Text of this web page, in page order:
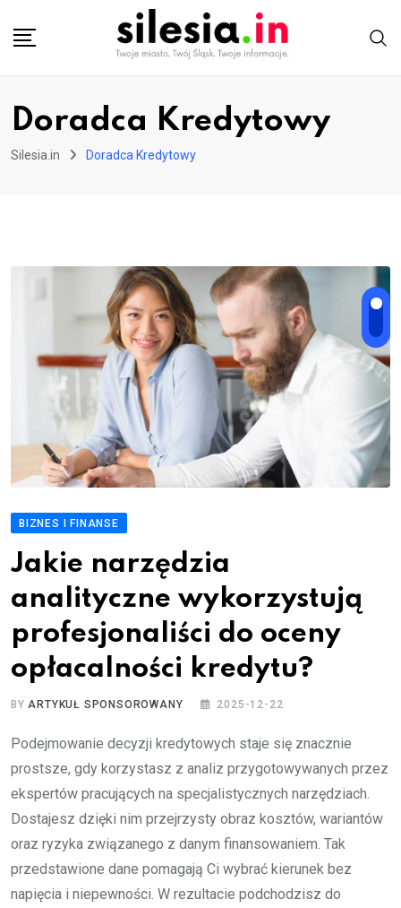
Doradca Kredytowy
Silesia.in Doradca Kredytowy
BIZNES I FINANSE
Jakie narzędzia
analityczne wykorzystują
profesjonaliści do oceny
opłacalności kredytu?
BYARTYKUŁ SPONSOROWANY 2025-12-22
Podejmowanie decyzji kredytowych staje się znacznie
prostsze, gdy korzystasz z analiz przygotowywanych przez
ekspertów pracujących na specjalistycznych narzędziach.
Dostajesz dzięki nim przejrzysty obraz kosztów, wariantów
oraz ryzyka związanego z danym finansowaniem. Tak
przedstawione dane pomagają Ci wybrać kierunek bez
napięcia i niepewności. W rezultacie podchodzisz do